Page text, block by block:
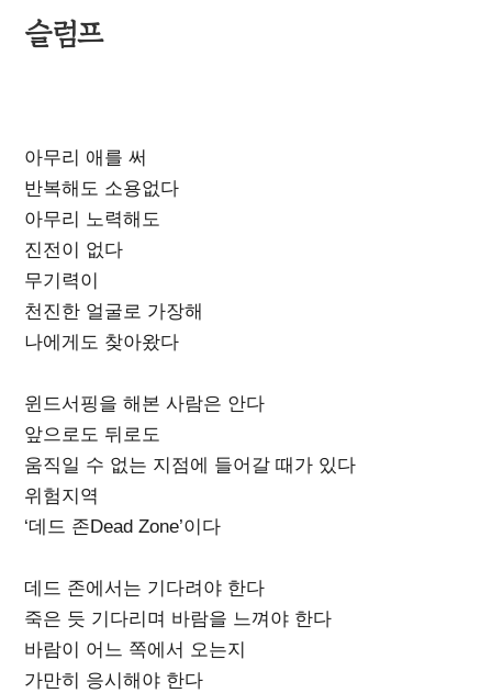
슬럼프
아무리 애를 써
반복해도 소용없다
아무리 노력해도
진전이 없다
무기력이
천진한 얼굴로 가장해
나에게도 찾아왔다
윈드서핑을 해본 사람은 안다
앞으로도 뒤로도
움직일 수 없는 지점에 들어갈 때가 있다
위험지역
‘데드 존Dead Zone’이다
데드 존에서는 기다려야 한다
죽은 듯 기다리며 바람을 느껴야 한다
바람이 어느 쪽에서 오는지
가만히 응시해야 한다